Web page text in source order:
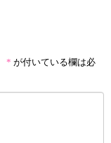
* が付いている欄は必